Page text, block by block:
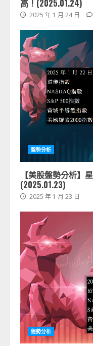
高！(2025.01.24)
2025 年 1 月 24 日
盤勢分析
【美股盤勢分析】
(2025.01.23)
2025 年 1 月 23 日
盤勢分析